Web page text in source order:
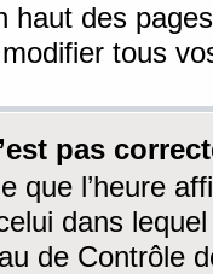
haut des
tous
pas
que l’heure
dans
de Contrôle